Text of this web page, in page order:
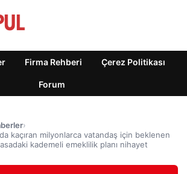
Firma Rehberi Çerez Politikası
Forum
›
kaçıran milyonlarca vatandaş için beklenen
kademeli emeklilik planı nihayet